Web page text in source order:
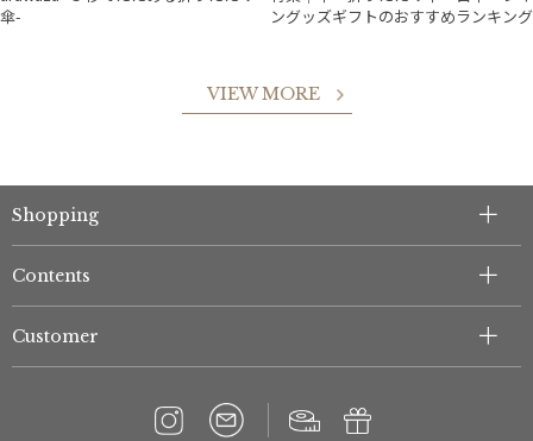
傘-
ングッズギフトのおすすめランキング
VIEW MORE
Shopping
Contents
Customer